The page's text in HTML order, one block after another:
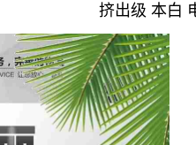
挤出级 本白